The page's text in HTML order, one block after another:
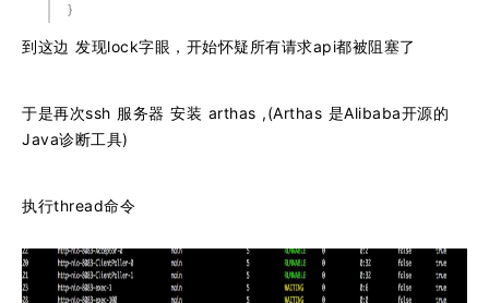
}
到这边 发现lock字眼，开始怀疑所有请求api都被阻塞了
于是再次ssh 服务器 安装 arthas ,(Arthas 是Alibaba开源的
Java诊断工具)
执行thread命令